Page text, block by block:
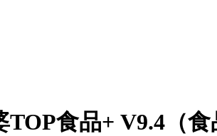
食品+ V9.4（